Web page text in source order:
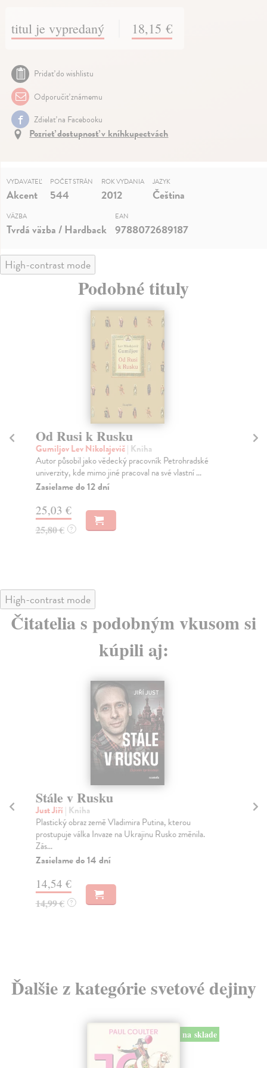
titul je vypredaný 18,15 €
Pridať do wishlistu
Odporučiť známemu
Zdielať na Facebooku
Pozrieť dostupnosť v kníhkupectvách
VYDAVATEĽ
Akcent
POČET STRÁN
544
ROK VYDANIA
2012
JAZYK
Čeština
VÄZBA
Tvrdá väzba / Hardback
EAN
9788072689187
High-contrast mode
Podobné tituly
Od Rusi k Rusku
Gumiljov Lev Nikolajevič| Kniha
Autor působil jako vědecký pracovník Petrohradské
univerzity, kde mimo jiné pracoval na své vlastní ...
Zasielame do 12 dní
25,03 €
25,80 € ?
High-contrast mode
Čitatelia s podobným vkusom si
kúpili aj:
Stále v Rusku
Just Jiří | Kniha
Plastický obraz země Vladimira Putina, kterou
prostupuje válka Invaze na Ukrajinu Rusko změnila.
Zás...
Zasielame do 14 dní
14,54 €
14,99 € ?
Ďalšie z kategórie svetové dejiny
na sklade